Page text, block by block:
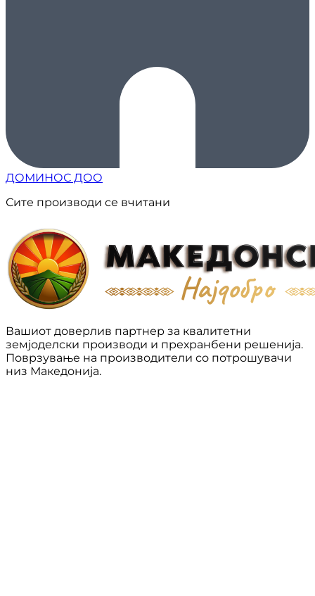
ДОМИНОС ДОО
Сите производи се вчитани
Вашиот доверлив партнер за квалитетни
земјоделски производи и прехранбени решенија.
Поврзување на производители со потрошувачи
низ Македонија.